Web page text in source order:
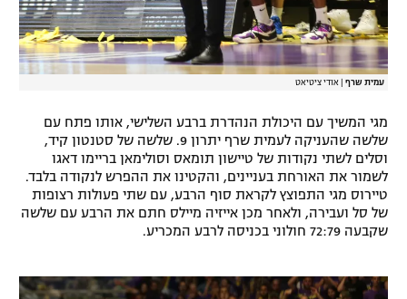
עמית שרף אודי ציטיאט
מגי המשיך עם היכולת הנהדרת ברבע השלישי, אותו פתח עם
שלשה שהעניקה לעמית שרף יתרון 9. שלשה של סטנטון קיד,
וסלים לשתי נקודות של טיישון תומאס וסולימאן בריימו דאגו
לשמור את האורחת בעניינים, והקטינו את ההפרש לנקודה בלבד.
טיירוס מגי התפוצץ לקראת סוף הרבע, עם שתי פעולות רצופות
של סל ועבירה, ולאחר מכן אייזיה מיילס חתם את הרבע עם שלשה
שקבעה 72:79 חולוני בכניסה לרבע המכריע.